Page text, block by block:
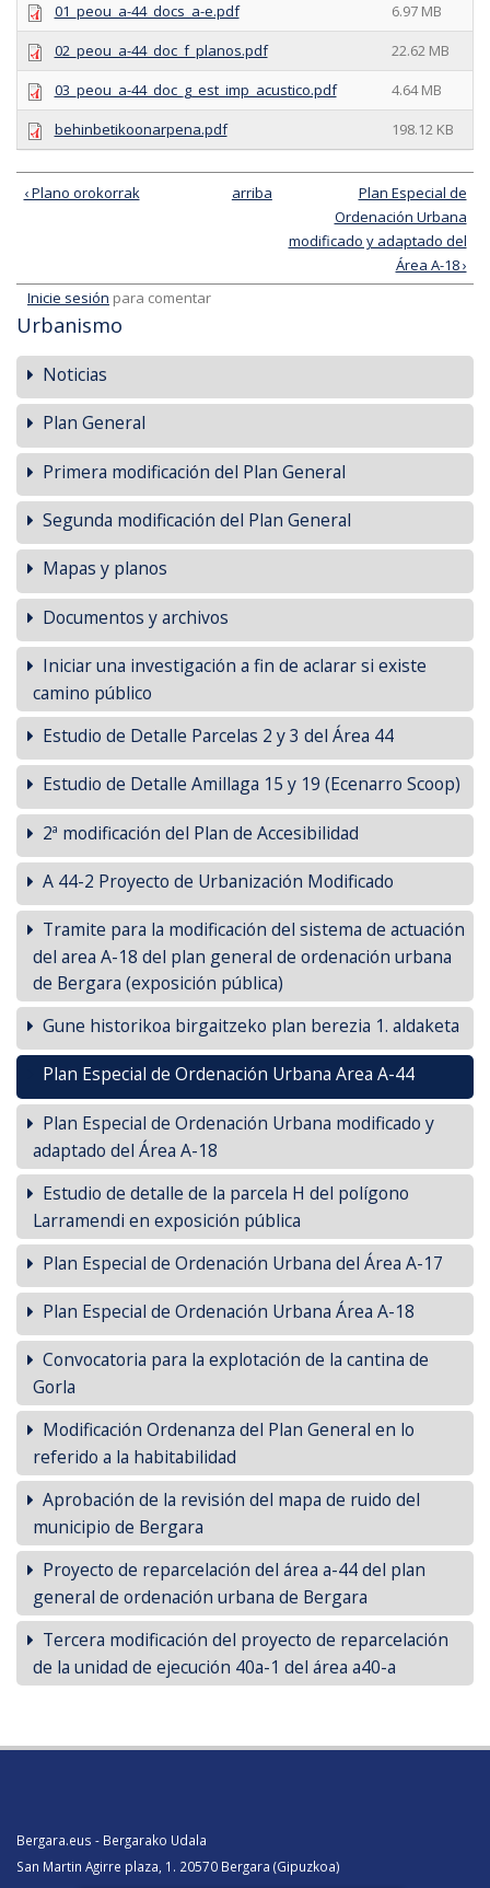
01_peou_a-44_docs_a-e.pdf
6.97 MB
02_peou_a-44_doc_f_planos.pdf
22.62 MB
03_peou_a-44_doc_g_est_imp_acustico.pdf
4.64 MB
behinbetikoonarpena.pdf
198.12 KB
‹ Plano orokorrak arriba
Plan Especial de
Ordenación Urbana
modificado y adaptado del
Área A-18 ›
Inicie sesión para comentar
Urbanismo
Noticias
Plan General
Primera modificación del Plan General
Segunda modificación del Plan General
Mapas y planos
Documentos y archivos
Iniciar una investigación a fin de aclarar si existe
camino público
Estudio de Detalle Parcelas 2 y 3 del Área 44
Estudio de Detalle Amillaga 15 y 19 (Ecenarro Scoop)
2ª modificación del Plan de Accesibilidad
A 44-2 Proyecto de Urbanización Modificado
Tramite para la modificación del sistema de actuación
del area A-18 del plan general de ordenación urbana
de Bergara (exposición pública)
Gune historikoa birgaitzeko plan berezia 1. aldaketa
Plan Especial de Ordenación Urbana Area A-44
Plan Especial de Ordenación Urbana modificado y
adaptado del Área A-18
Estudio de detalle de la parcela H del polígono
Larramendi en exposición pública
Plan Especial de Ordenación Urbana del Área A-17
Plan Especial de Ordenación Urbana Área A-18
Convocatoria para la explotación de la cantina de
Gorla
Modificación Ordenanza del Plan General en lo
referido a la habitabilidad
Aprobación de la revisión del mapa de ruido del
municipio de Bergara
Proyecto de reparcelación del área a-44 del plan
general de ordenación urbana de Bergara
Tercera modificación del proyecto de reparcelación
de la unidad de ejecución 40a-1 del área a40-a
Bergara.eus - Bergarako Udala
San Martin Agirre plaza, 1. 20570 Bergara (Gipuzkoa)